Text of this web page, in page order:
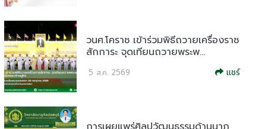
วนศ.โคราช เข้าร่วมพิธีถวายเครื่องราช
สักการะ จุดเทียนถวายพระพ...
5 ส.ค. 2569 แชร์